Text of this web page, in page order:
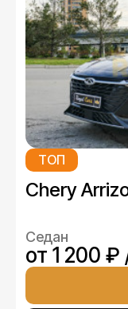
ТОП
Chery
Седан
от 1 200 ₽